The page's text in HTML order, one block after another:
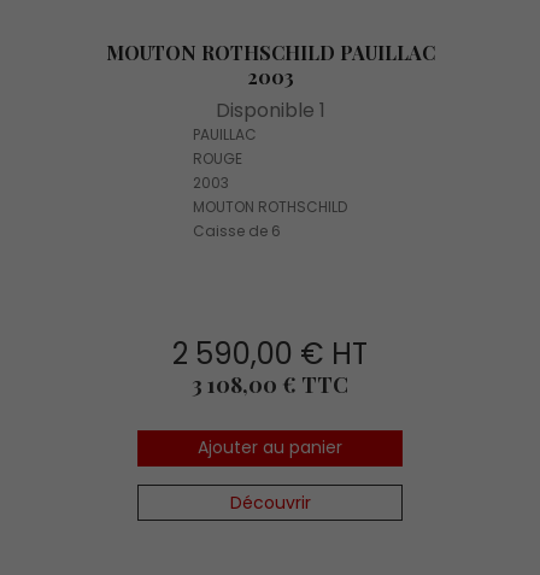
MOUTON ROTHSCHILD PAUILLAC
2003
Disponible 1
PAUILLAC
ROUGE
2003
MOUTON ROTHSCHILD
Caisse de 6
2 590,00 € HT
Prix
3 108,00 € TTC
Ajouter au panier
Découvrir